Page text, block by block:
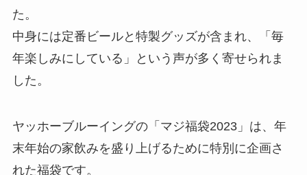
た。
中身には定番ビールと特製グッズが含まれ、「毎
年楽しみにしている」という声が多く寄せられま
した。
ヤッホーブルーイングの「マジ福袋2023」は、年
末年始の家飲みを盛り上げるために特別に企画さ
れた福袋です。